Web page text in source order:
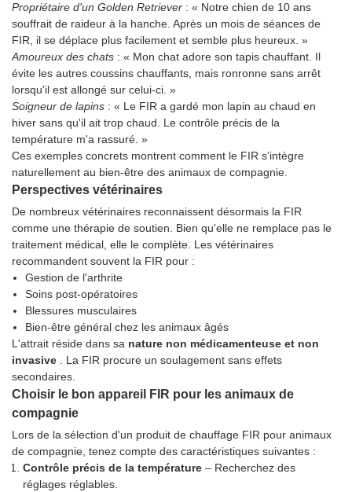
Propriétaire d'un Golden Retriever : « Notre chien de 10 ans
souffrait de raideur à la hanche. Après un mois de séances de
FIR, il se déplace plus facilement et semble plus heureux. »
Amoureux des chats : « Mon chat adore son tapis chauffant. Il
évite les autres coussins chauffants, mais ronronne sans arrêt
lorsqu'il est allongé sur celui-ci. »
Soigneur de lapins : « Le FIR a gardé mon lapin au chaud en
hiver sans qu'il ait trop chaud. Le contrôle précis de la
température m'a rassuré. »
Ces exemples concrets montrent comment le FIR s’intègre
naturellement au bien-être des animaux de compagnie.
Perspectives vétérinaires
De nombreux vétérinaires reconnaissent désormais la FIR
comme une thérapie de soutien. Bien qu'elle ne remplace pas le
traitement médical, elle le complète. Les vétérinaires
recommandent souvent la FIR pour :
Gestion de l'arthrite
Soins post-opératoires
Blessures musculaires
Bien-être général chez les animaux âgés
L'attrait réside dans sa nature non médicamenteuse et non
invasive . La FIR procure un soulagement sans effets
secondaires.
Choisir le bon appareil FIR pour les animaux de
compagnie
Lors de la sélection d'un produit de chauffage FIR pour animaux
de compagnie, tenez compte des caractéristiques suivantes :
Contrôle précis de la température – Recherchez des
réglages réglables.